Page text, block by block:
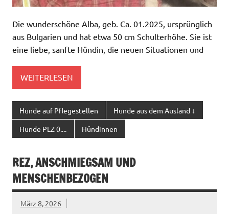
Die wunderschöne Alba, geb. Ca. 01.2025, ursprünglich
aus Bulgarien und hat etwa 50 cm Schulterhöhe. Sie ist
eine liebe, sanfte Hündin, die neuen Situationen und
WEITERLESEN
Hunde auf Pflegestellen Hunde aus dem Ausland ↓
Hunde PLZ 0.... Hündinnen
REZ, ANSCHMIEGSAM UND
MENSCHENBEZOGEN
März 8, 2026